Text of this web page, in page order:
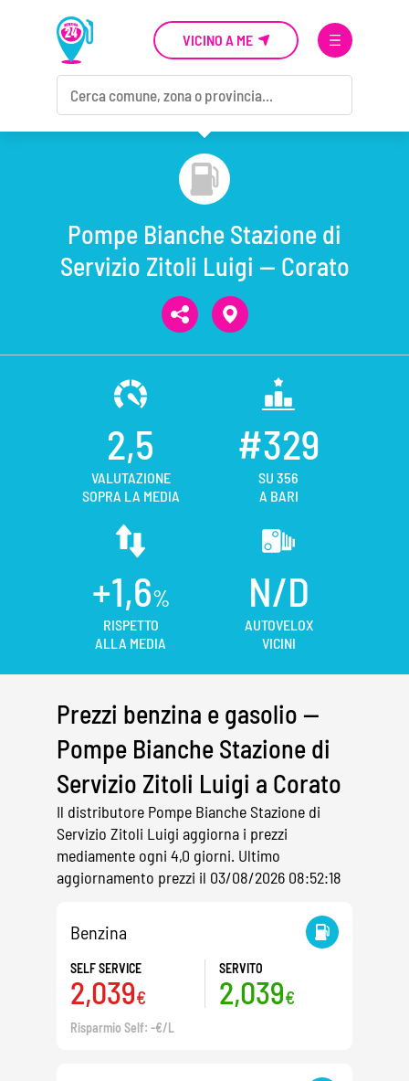
VICINO A ME
Pompe Bianche Stazione di
Servizio Zitoli Luigi — Corato
2,5
VALUTAZIONE
SOPRA LA MEDIA
#329
SU 356
A BARI
+1,6%
RISPETTO
ALLA MEDIA
N/D
AUTOVELOX
VICINI
Prezzi benzina e gasolio —
Pompe Bianche Stazione di
Servizio Zitoli Luigi a Corato
Il distributore Pompe Bianche Stazione di
Servizio Zitoli Luigi aggiorna i prezzi
mediamente ogni 4,0 giorni. Ultimo
aggiornamento prezzi il 03/08/2026 08:52:18
Benzina
SELF SERVICE
2,039€
SERVITO
2,039€
Risparmio Self: -€/L